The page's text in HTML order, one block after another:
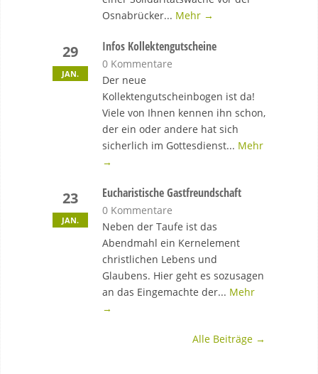
Osnabrücker... Mehr →
29
JAN.
Infos Kollektengutscheine
0 Kommentare
Der neue
Kollektengutscheinbogen ist da!
Viele von Ihnen kennen ihn schon,
der ein oder andere hat sich
sicherlich im Gottesdienst... Mehr
→
23
JAN.
Eucharistische Gastfreundschaft
0 Kommentare
Neben der Taufe ist das
Abendmahl ein Kernelement
christlichen Lebens und
Glaubens. Hier geht es sozusagen
an das Eingemachte der... Mehr
→
Alle Beiträge →